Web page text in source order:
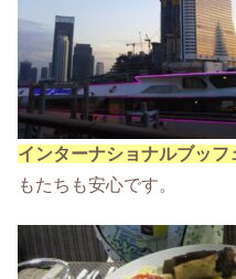
インターナショナルブッフ
もたちも安心です。